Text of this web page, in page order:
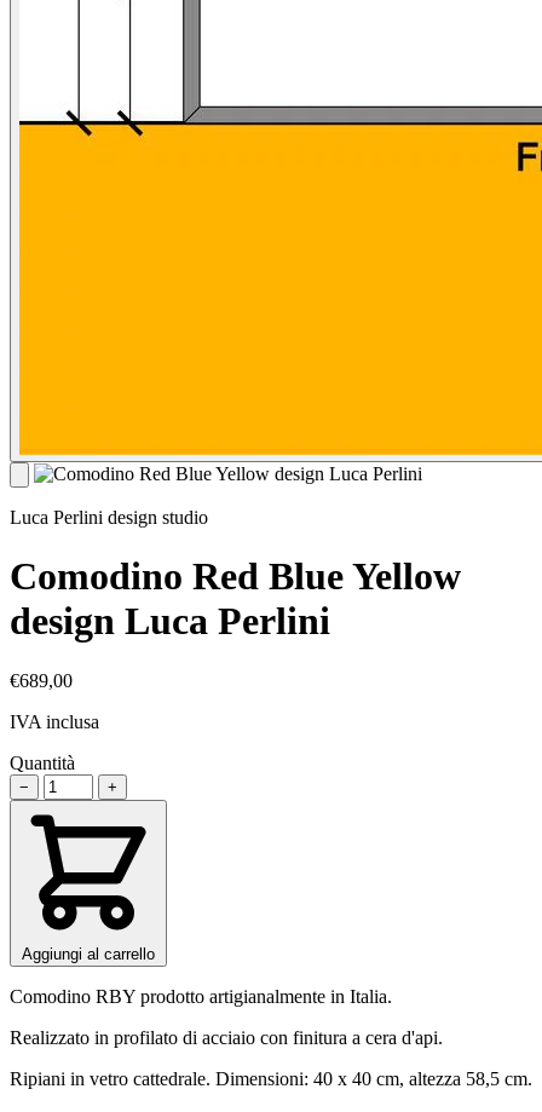
Luca Perlini design studio
Comodino Red Blue Yellow
design Luca Perlini
€689,00
IVA inclusa
Quantità
− +
Aggiungi al carrello
Comodino RBY prodotto artigianalmente in Italia.
Realizzato in profilato di acciaio con finitura a cera d'api.
Ripiani in vetro cattedrale. Dimensioni: 40 x 40 cm, altezza 58,5 cm.